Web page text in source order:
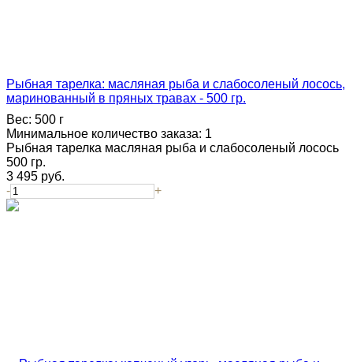
Рыбная тарелка: масляная рыба и слабосоленый лосось,
маринованный в пряных травах - 500 гр.
Вес: 500 г
Минимальное количество заказа: 1
Рыбная тарелка масляная рыба и слабосоленый лосось
500 гр.
3 495 руб.
-
+